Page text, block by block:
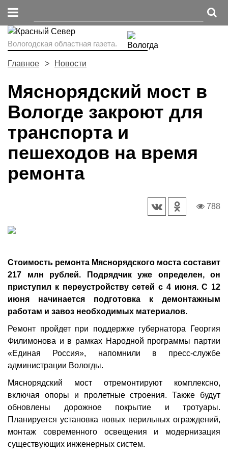
Вологодская областная газета.
Главное Новости
Мяснорядский мост в
Вологде закроют для
транспорта и
пешеходов на время
ремонта
788
Стоимость ремонта Мяснорядского моста составит
217 млн рублей. Подрядчик уже определен, он
приступил к переустройству сетей с 4 июня. С 12
июня начинается подготовка к демонтажным
работам и завоз необходимых материалов.
Ремонт пройдет при поддержке губернатора Георгия
Филимонова и в рамках Народной программы партии
«Единая Россия», напомнили в пресс-службе
администрации Вологды.
Мяснорядский мост отремонтируют комплексно,
включая опоры и пролетные строения. Также будут
обновлены дорожное покрытие и тротуары.
Планируется установка новых перильных ограждений,
монтаж современного освещения и модернизация
существующих инженерных систем.